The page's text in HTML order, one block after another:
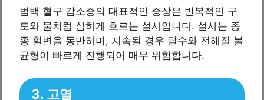
범백 혈구 감소증의 대표적인 증상은 반복적인 구
토와 물처럼 심하게 흐르는 설사입니다. 설사는 종
종 혈변을 동반하며, 지속될 경우 탈수와 전해질 불
균형이 빠르게 진행되어 매우 위험합니다.
3. 고열